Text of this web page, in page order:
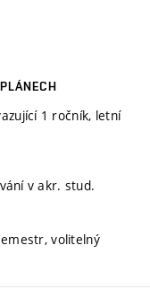
1 ročník, letní
v akr. stud.
volitelný